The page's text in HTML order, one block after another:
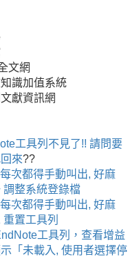
文網
識加值系統
獻資訊網
工具列不見了!! 請問要
來??
次都得手動叫出, 好麻
調整系統登錄檔
次都得手動叫出, 好麻
置工具列
工具列，查看增益
「未載入, 使用者選擇停